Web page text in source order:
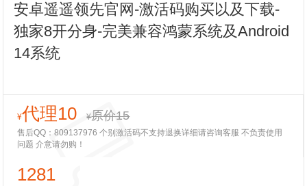
安卓遥遥领先官网-激活码购买以及下载-
独家8开分身-完美兼容鸿蒙系统及Android
14系统
¥代理10 ¥原价15
售后QQ：809137976 个别激活码不支持退换详细请咨询客服 不负责使用
问题 介意请勿购！
1281